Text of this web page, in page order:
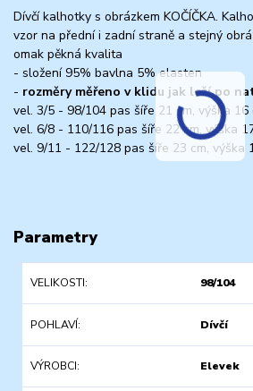
Dívčí kalhotky s obrázkem KOČÍČKA.
vzor na přední i zadní straně a stejný
omak pěkná kvalita
- složení 95% bavlna 5% elasten
- rozměry měřeno v klidu jak leží po
vel. 3/5 - 98/104 pas šíře 21 cm, výška
vel. 6/8 - 110/116 pas šíře 22 cm, výška
vel. 9/11 - 122/128 pas šíře 23 cm, výška
Parametry
VELIKOSTI 98/104
POHLAVÍ Dívčí
VÝROBCI Elevek